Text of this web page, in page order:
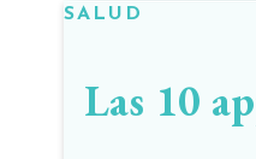
SALUD
Las 10